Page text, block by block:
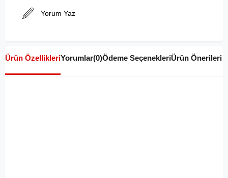
Yorum Yaz
Ürün ÖzellikleriYorumlar(0)Ödeme SeçenekleriÜrün Önerileri